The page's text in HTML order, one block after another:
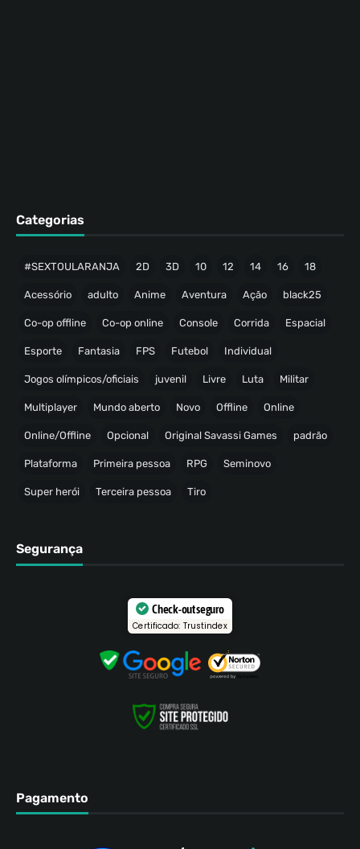
Categorias
#SEXTOULARANJA 2D 3D 10 12 14 16 18
Acessório adulto Anime Aventura Ação black25
Co-op offline Co-op online Console Corrida Espacial
Esporte Fantasia FPS Futebol Individual
Jogos olímpicos/oficiais juvenil Livre Luta Militar
Multiplayer Mundo aberto Novo Offline Online
Online/Offline Opcional Original Savassi Games padrão
Plataforma Primeira pessoa RPG Seminovo
Super herói Terceira pessoa Tiro
Segurança
Check-out seguro
Certificado: Trustindex
Pagamento